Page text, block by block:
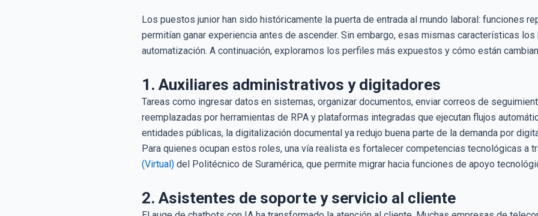
Los puestos junior han sido históricamente la puerta de entrada al mundo laboral: funciones
permitían ganar experiencia antes de ascender. Sin embargo, esas mismas características
automatización. A continuación, exploramos los perfiles más expuestos y cómo están
1. Auxiliares administrativos y digitadores
Tareas como ingresar datos en sistemas, organizar documentos, enviar correos de
reemplazadas por herramientas de RPA y plataformas integradas que ejecutan flujos
entidades públicas, la digitalización documental ya redujo buena parte de la demanda por
Para quienes ocupan estos roles, una vía realista es fortalecer competencias tecnológicas a
(Virtual) del Politécnico de Suramérica, que permite migrar hacia funciones de apoyo
2. Asistentes de soporte y servicio al cliente